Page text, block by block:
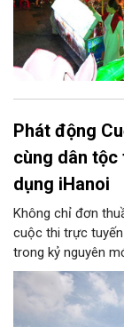
Phát động
cùng dân tộc
dụng iHanoi
Không chỉ đơn
cuộc thi trực
trong kỷ nguyên
chiến lược trong
thành niềm tin,